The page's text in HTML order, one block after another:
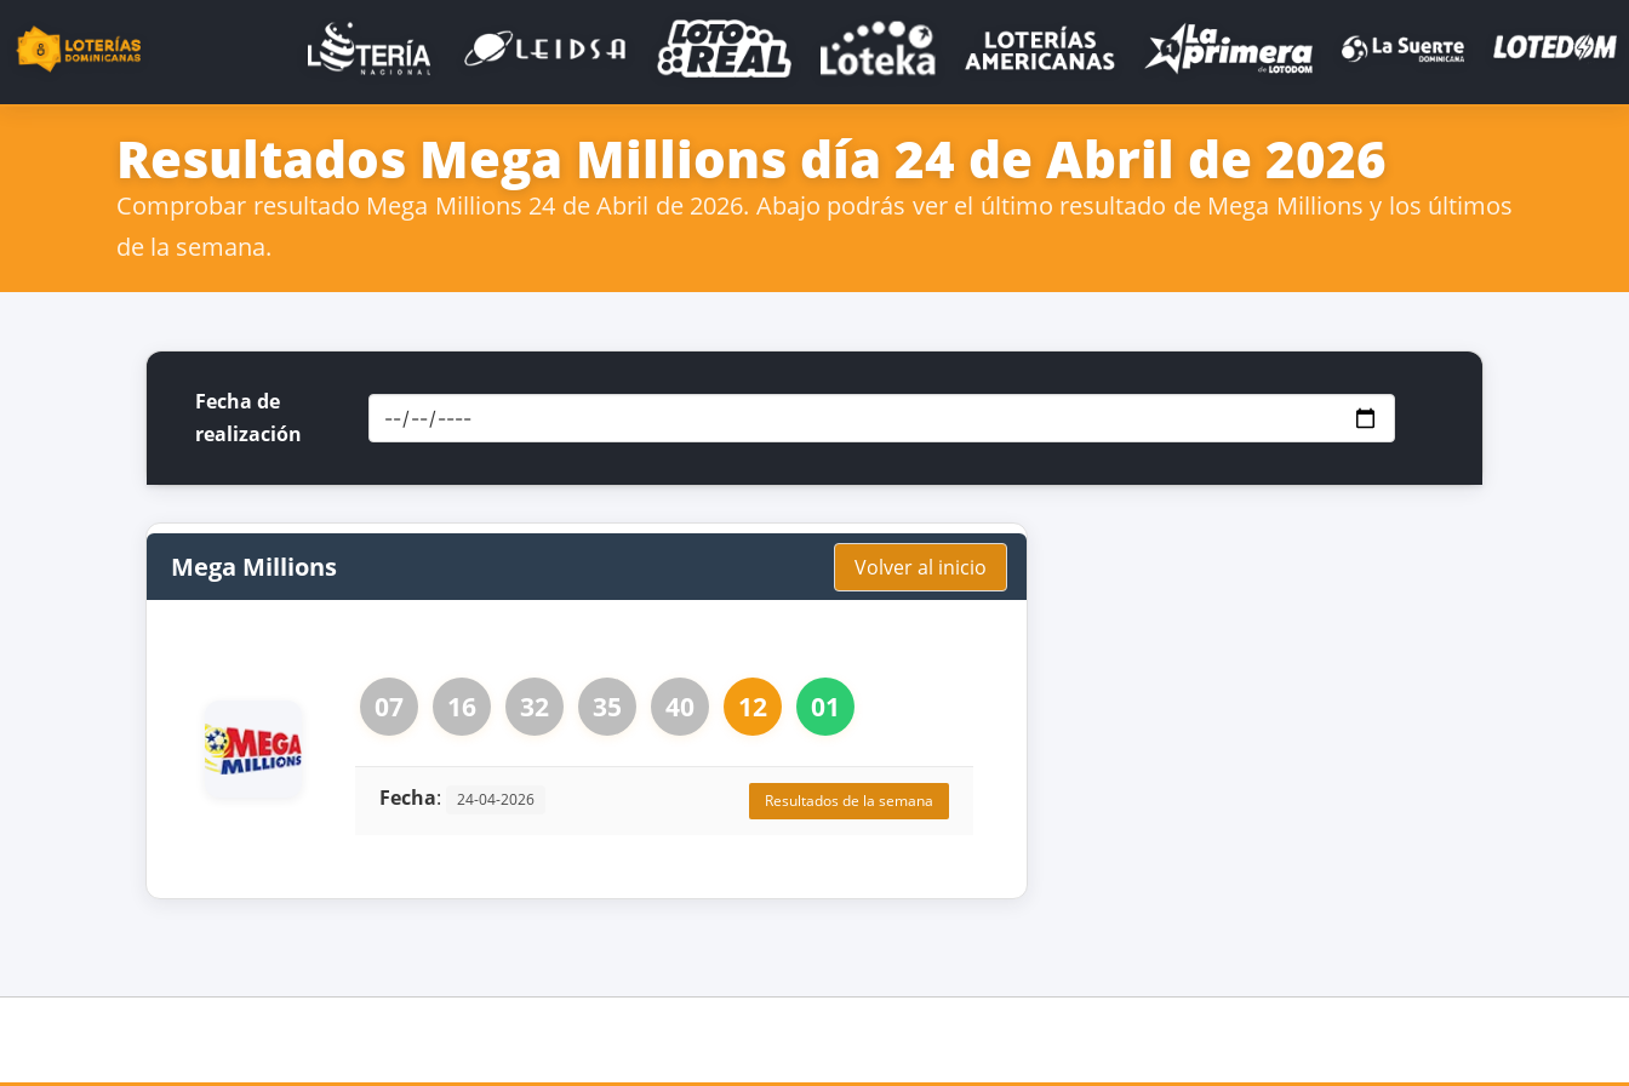
Resultados Mega Millions día 24 de Abril de 2026
Comprobar resultado Mega Millions 24 de Abril de 2026. Abajo podrás ver el último resultado de Mega Millions y los últimos
de la semana.
Fecha de
realización
Mega Millions Volver al inicio
07 16 32 35 40 12 01
Fecha: 24-04-2026 Resultados de la semana